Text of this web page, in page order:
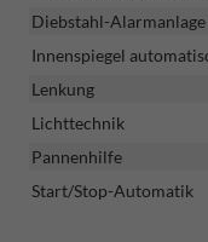
Diebstahl-Alarmanlage
Innenspiegel
Lenkung
Lichttechnik
Pannenhilfe
Start/Stop-Automatik